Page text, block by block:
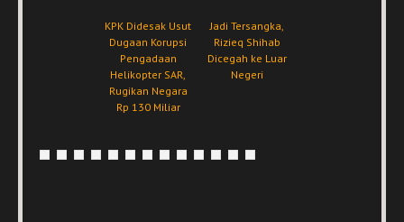
KPK Didesak Usut
Dugaan Korupsi
Pengadaan
Helikopter SAR,
Rugikan Negara
Rp 130 Miliar
Jadi Tersangka,
Rizieq Shihab
Dicegah ke Luar
Negeri